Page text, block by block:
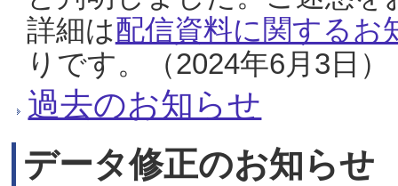
詳細は配信資料に関するお
りです。（2024年6月3日）
過去のお知らせ
データ修正のお知らせ